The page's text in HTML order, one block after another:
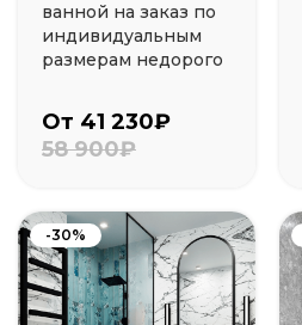
ванной на заказ по
индивидуальным
размерам недорого
От 41 230₽
58 900₽
-30%